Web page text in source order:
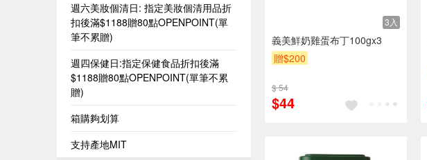
週六美妝個清日: 指定美妝個清用品折
扣後滿$1188贈80點OPENPOINT(單
筆不累贈)
週四保健日:指定保健食品折扣後滿
$1188贈80點OPENPOINT(單筆不累
贈)
箱購夠划算
支持產地MIT
3入
義美鮮奶雞蛋布丁100gx3
贈$200
$ 54
$44